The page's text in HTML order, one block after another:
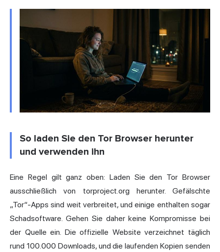
So laden Sie den Tor Browser herunter
und verwenden ihn
Eine Regel gilt ganz oben: Laden Sie den Tor Browser
ausschließlich von torproject.org herunter. Gefälschte
„Tor“-Apps sind weit verbreitet, und einige enthalten sogar
Schadsoftware. Gehen Sie daher keine Kompromisse bei
der Quelle ein. Die offizielle Website verzeichnet täglich
rund 100.000 Downloads, und die laufenden Kopien senden